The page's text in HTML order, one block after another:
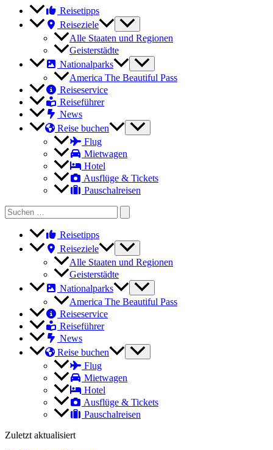
Reisetipps
Reiseziele
Alle Staaten und Regionen
Geisterstädte
Nationalparks
America The Beautiful Pass
Reiseservice
Reiseführer
News
Reise buchen
Flug
Mietwagen
Hotel
Ausflüge & Tickets
Pauschalreisen
Search
for:
Reisetipps
Reiseziele
Alle Staaten und Regionen
Geisterstädte
Nationalparks
America The Beautiful Pass
Reiseservice
Reiseführer
News
Reise buchen
Flug
Mietwagen
Hotel
Ausflüge & Tickets
Pauschalreisen
Zuletzt aktualisiert